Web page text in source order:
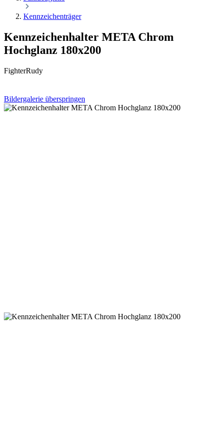
Kennzeichenträger
Kennzeichenhalter META Chrom
Hochglanz 180x200
FighterRudy
Bildergalerie überspringen